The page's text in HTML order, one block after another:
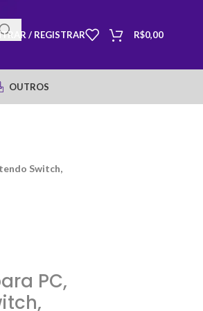
/ REGISTRAR R$0,00
OUTROS
Switch,
PC,